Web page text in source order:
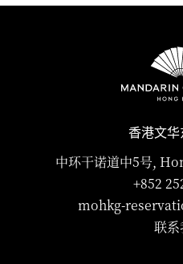
香港文华
中环干诺道中5号,
+852
mohkg-
联系